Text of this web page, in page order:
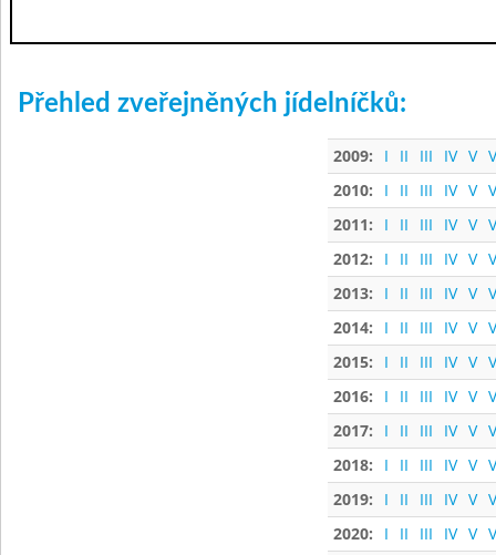
Přehled zveřejněných jídelníčků:
2009: I II III IV V
2010:
I II III IV V
2011:
I II III IV V
2012:
I II III IV V
2013:
I II III IV V
2014:
I II III IV V
2015:
I II III IV V
2016:
I II III IV V
2017:
I II III IV V
2018:
I II III IV V
2019:
I II III IV V
2020:
I II III IV V